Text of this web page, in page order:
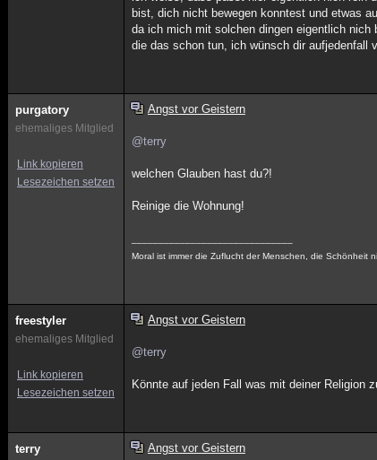
bist, dich nicht bewegen konntest und etwas
da ich mich mit solchen dingen eigentlich
die das schon tun, ich wünsch dir aufjedenfall
purgatory
ehemaliges Mitglied
Link kopieren
Lesezeichen setzen
Angst vor Geistern
@terry
welchen Glauben hast du?!
Reinige die Wohnung!
Moral ist immer die Zuflucht der Menschen, die Schönheit
freestyler
ehemaliges Mitglied
Link kopieren
Lesezeichen setzen
Angst vor Geistern
@terry
Könnte auf jeden Fall was mit deiner Religion
terry Angst vor Geistern